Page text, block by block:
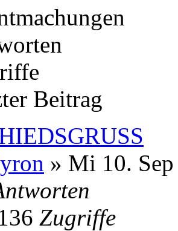
Beitrag
» Mi 10.
Zugriffe